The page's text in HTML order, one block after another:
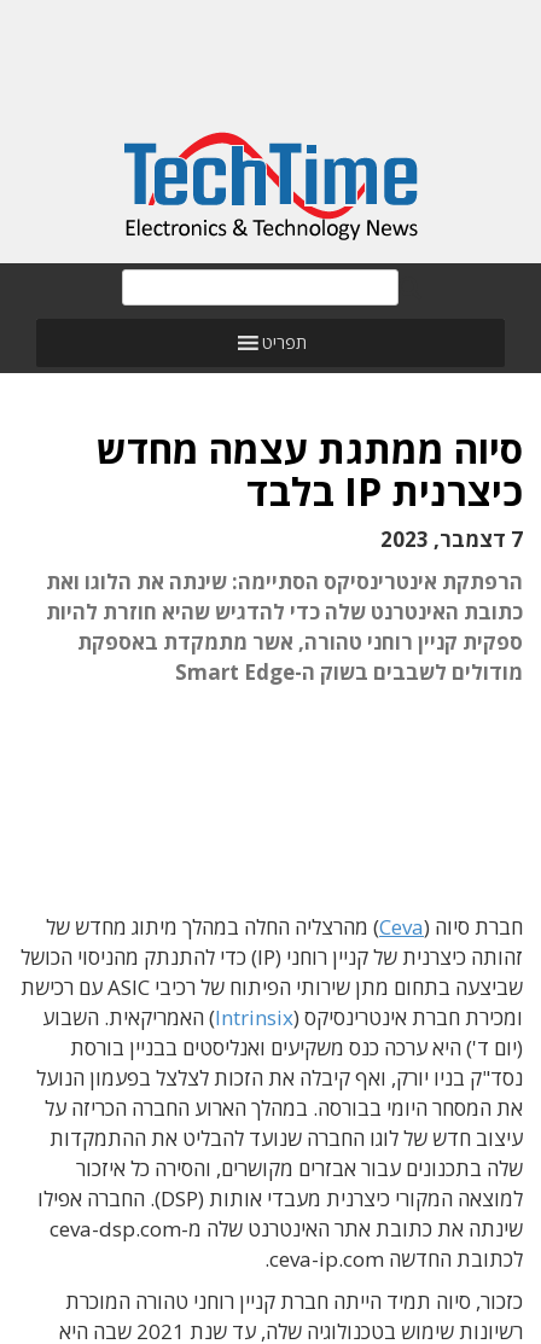
תפריט
סיוה ממתגת עצמה מחדש
כיצרנית IP בלבד
7 דצמבר, 2023
הרפתקת אינטרינסיקס הסתיימה: שינתה את הלוגו ואת
כתובת האינטרנט שלה כדי להדגיש שהיא חוזרת להיות
ספקית קניין רוחני טהורה, אשר מתמקדת באספקת
מודולים לשבבים בשוק ה-Smart Edge
חברת סיוה (Ceva) מהרצליה החלה במהלך מיתוג מחדש של
זהותה כיצרנית של קניין רוחני (IP) כדי להתנתק מהניסוי הכושל
שביצעה בתחום מתן שירותי הפיתוח של רכיבי ASIC עם רכישת
ומכירת חברת אינטרינסיקס (Intrinsix) האמריקאית. השבוע
(יום ד') היא ערכה כנס משקיעים ואנליסטים בבניין בורסת
נסד"ק בניו יורק, ואף קיבלה את הזכות לצלצל בפעמון הנועל
את המסחר היומי בבורסה. במהלך הארוע החברה הכריזה על
עיצוב חדש של לוגו החברה שנועד להבליט את ההתמקדות
שלה בתכנונים עבור אבזרים מקושרים, והסירה כל איזכור
למוצאה המקורי כיצרנית מעבדי אותות (DSP). החברה אפילו
שינתה את כתובת אתר האינטרנט שלה מ-ceva-dsp.com
לכתובת החדשה ceva-ip.com.
כזכור, סיוה תמיד הייתה חברת קניין רוחני טהורה המוכרת
רשיונות שימוש בטכנולוגיה שלה, עד שנת 2021 שבה היא